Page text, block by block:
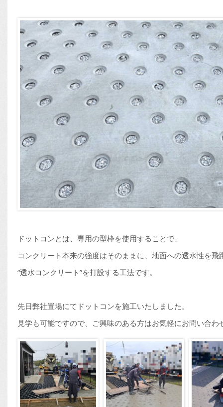
ドットコンとは、専用の型枠を使用することで、
コンクリート本来の強度はそのままに、地面への透水性を飛
“透水コンクリート”を打設する工法です。
先日弊社置場にてドットコンを施工いたしました。
見学も可能ですので、ご興味のある方はお気軽にお問い合わ